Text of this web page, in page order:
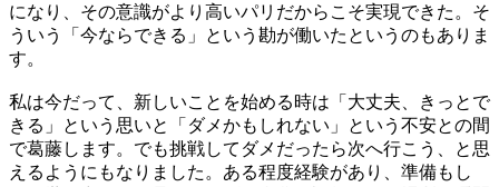
になり、その意識がより高いパリだからこそ実現できた。そ
ういう「今ならできる」という勘が働いたというのもありま
す。
私は今だって、新しいことを始める時は「大丈夫、きっとで
きる」という思いと「ダメかもしれない」という不安との間
で葛藤します。でも挑戦してダメだったら次へ行こう、と思
えるようにもなりました。ある程度経験があり、準備もし